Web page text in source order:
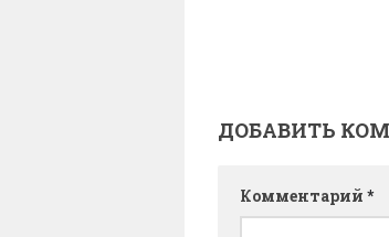
ДОБАВИТЬ
Комментарий *